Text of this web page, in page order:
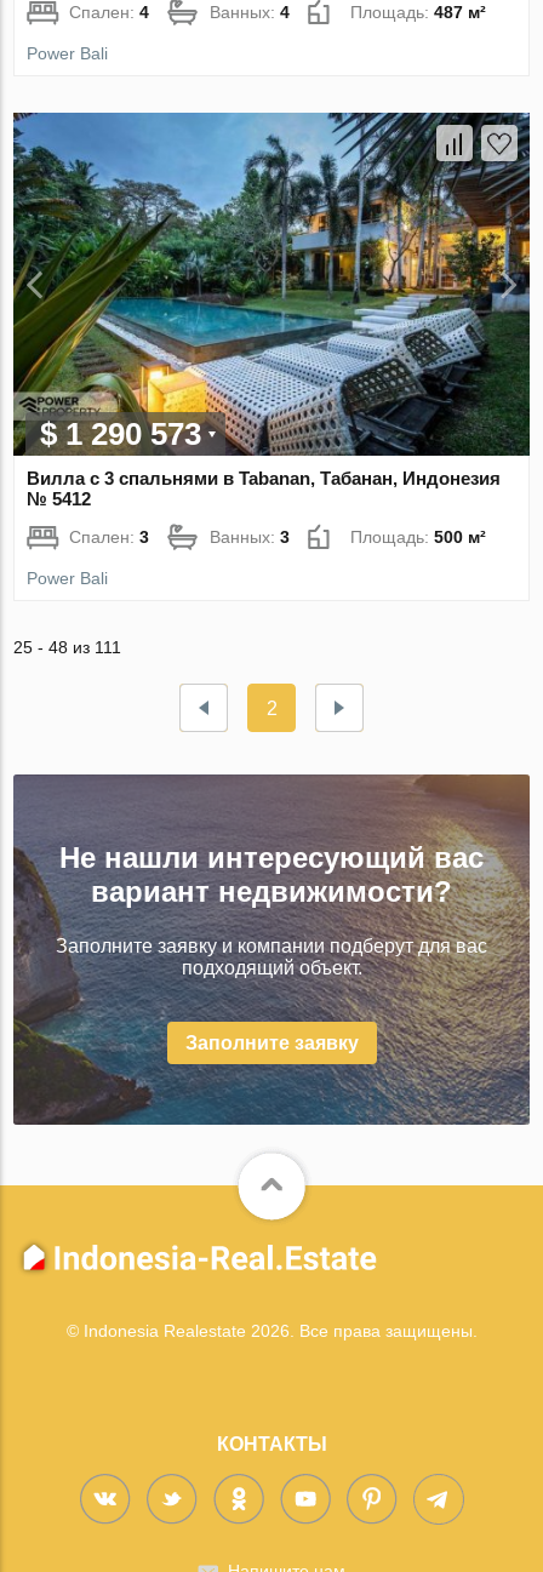
Спален:4 Ванных:4 Площадь:487 м²
Power Bali
$ 1 290 573
Вилла с 3 спальнями в Tabanan, Табанан, Индонезия
№ 5412
Спален:3 Ванных:3 Площадь:500 м²
Power Bali
25 - 48 из 111
2
Не нашли интересующий вас
вариант недвижимости?
Заполните заявку и компании подберут для вас
подходящий объект.
Заполните заявку
© Indonesia Realestate 2026. Все права защищены.
КОНТАКТЫ